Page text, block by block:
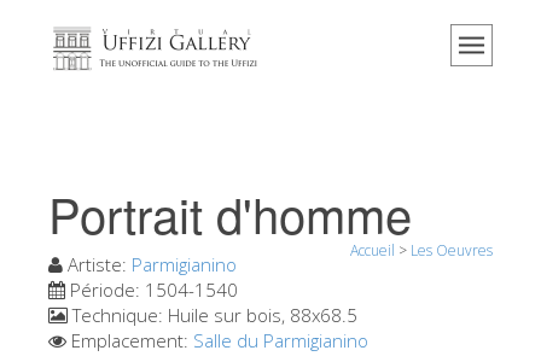
Accueil
Événements et expositions
L' avis des visiteurs
Contact
Explorer la Galerie
Portrait d'homme
Accueil > Les Oeuvres
Artiste: Parmigianino
Période: 1504-1540
Technique: Huile sur bois, 88x68.5
Emplacement: Salle du Parmigianino